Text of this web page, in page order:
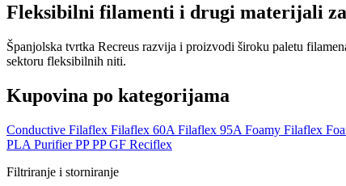
Fleksibilni filamenti i drugi materijali
Španjolska tvrtka Recreus razvija i proizvodi široku paletu
sektoru fleksibilnih niti.
Kupovina po kategorijama
Conductive Filaflex Filaflex 60A Filaflex 95A Foamy Filaflex
PLA Purifier PP PP GF Reciflex
Filtriranje i storniranje